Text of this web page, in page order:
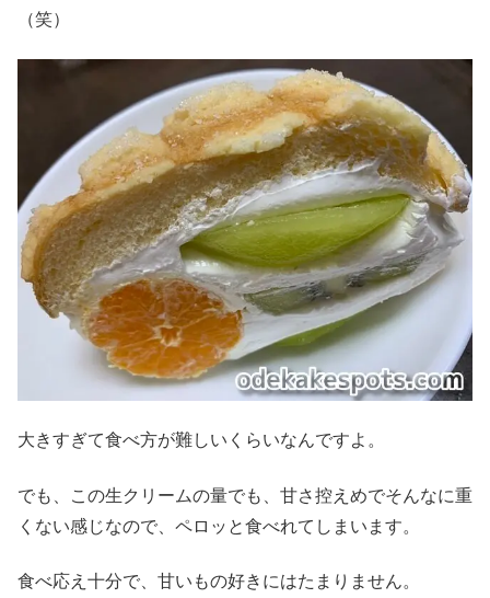
（笑）
大きすぎて食べ方が難しいくらいなんですよ。
でも、この生クリームの量でも、甘さ控えめでそんなに重
くない感じなので、ペロッと食べれてしまいます。
食べ応え十分で、甘いもの好きにはたまりません。